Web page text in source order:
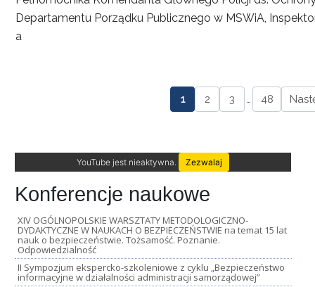
Departamentu Porządku Publicznego w MSWiA,
a
1 2 3 … 48
YouTube jest nieaktywna. Zezwalaj
Konferencje naukowe
XIV OGÓLNOPOLSKIE WARSZTATY METODOLOGICZNO-
DYDAKTYCZNE W NAUKACH O BEZPIECZEŃSTWIE na temat 15 lat
nauk o bezpieczeństwie. Tożsamość. Poznanie.
Odpowiedzialność
II Sympozjum ekspercko-szkoleniowe z cyklu „Bezpieczeństwo
informacyjne w działalności administracji samorządowej”